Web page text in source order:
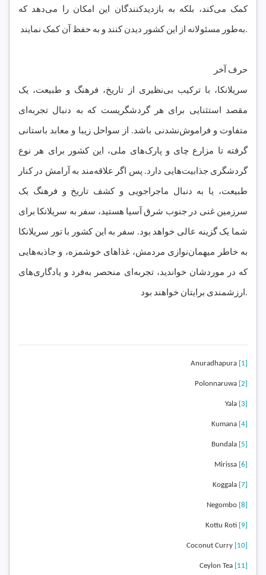
کمک می‌کند، بلکه به بازدیدکنندگان این امکان را می‌دهد که
به‌طور مسئولانه از این کشور دیدن کنند و به حفظ آن کمک نمایند.
حرف آخر
سریلانکا، با ترکیب بی‌نظیری از تاریخ، فرهنگ و طبیعت، یک
مقصد استثنایی برای هر گردشگریست که به دنبال تجربه‌ای
متفاوت و فراموش‌نشدنی باشد. از سواحل زیبا و معابد باستانی
گرفته تا مزارع چای و پارک‌های ملی، این کشور برای هر نوع
گردشگری جذابیت‌هایی دارد. پس اگر علاقه‌مند به آرامش در کنار
طبیعت، یا به دنبال ماجراجویی و کشف تاریخ و فرهنگ یک
سرزمین غنی در جنوب شرق آسیا هستید، سفر به سریلانکا برای
شما یک گزینه عالی خواهد بود. سفر به این کشور با تور سریلانکا
به خاطر میهمان‌نوازی مردمش، غذاهای خوشمزه، و جاذبه‌هایی
که در موردشان خواندید، تجربه‌ای منحصر به‌فرد و یادگاری‌های
ارزشمندی برایتان خواهند بود.